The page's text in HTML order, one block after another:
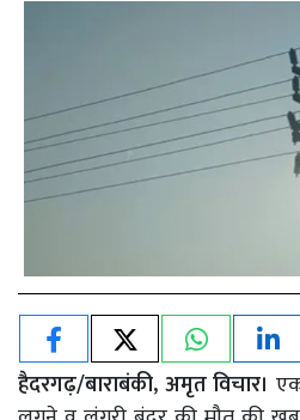
हैदरगढ़/बाराबंकी, अमृत विचार।